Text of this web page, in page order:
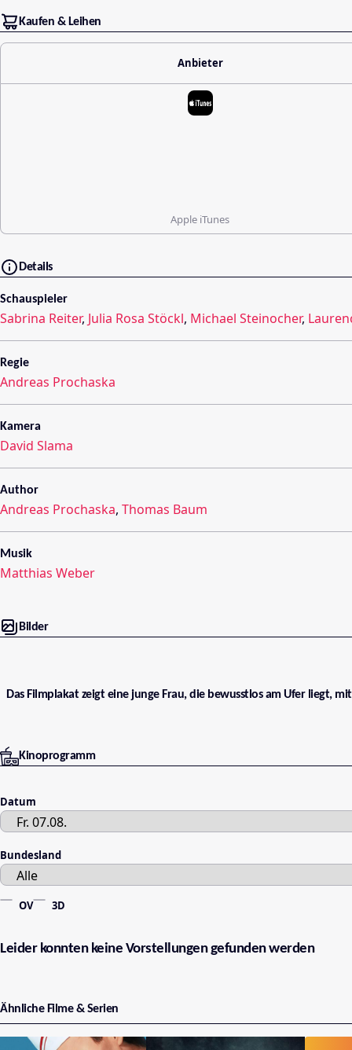
Kaufen & Leihen
Anbieter
Apple iTunes
Details
Schauspieler
Sabrina Reiter, Julia Rosa Stöckl, Michael Steinocher,
Regie
Andreas Prochaska
Kamera
David Slama
Author
Andreas Prochaska, Thomas Baum
Musik
Matthias Weber
Bilder
Das Filmplakat zeigt eine junge Frau, die bewusstlos am Ufer liegt,
Kinoprogramm
Datum
Bundesland
OV 3D
Leider konnten keine Vorstellungen gefunden werden
Ähnliche Filme & Serien